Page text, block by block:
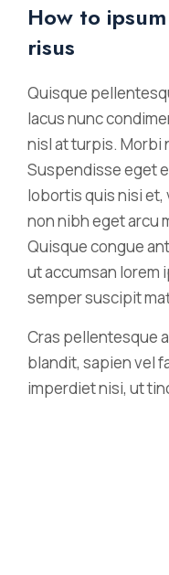
How to
risus
Quisque
lacus nunc
nisl at turpis. Morbi
Suspendisse eget
lobortis quis nisi
non nibh eget arcu
Quisque congue
ut accumsan lorem
semper suscipit
Cras pellentesque
blandit, sapien vel
imperdiet nisi, ut